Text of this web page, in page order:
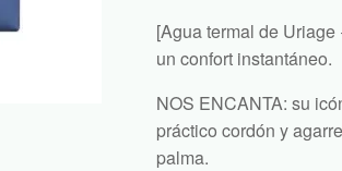
[Agua termal de
un confort instantáneo.
NOS ENCANTA: su
práctico cordón y
palma.